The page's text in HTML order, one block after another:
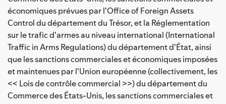
économiques prévues par l'Office of Foreign Assets
Control du département du Trésor, et la Réglementation
sur le trafic d'armes au niveau international (International
Traffic in Arms Regulations) du département d'État, ainsi
que les sanctions commerciales et économiques imposées
et maintenues par l'Union européenne (collectivement, les
<< Lois de contrôle commercial >>) du département du
Commerce des États-Unis, les sanctions commerciales et